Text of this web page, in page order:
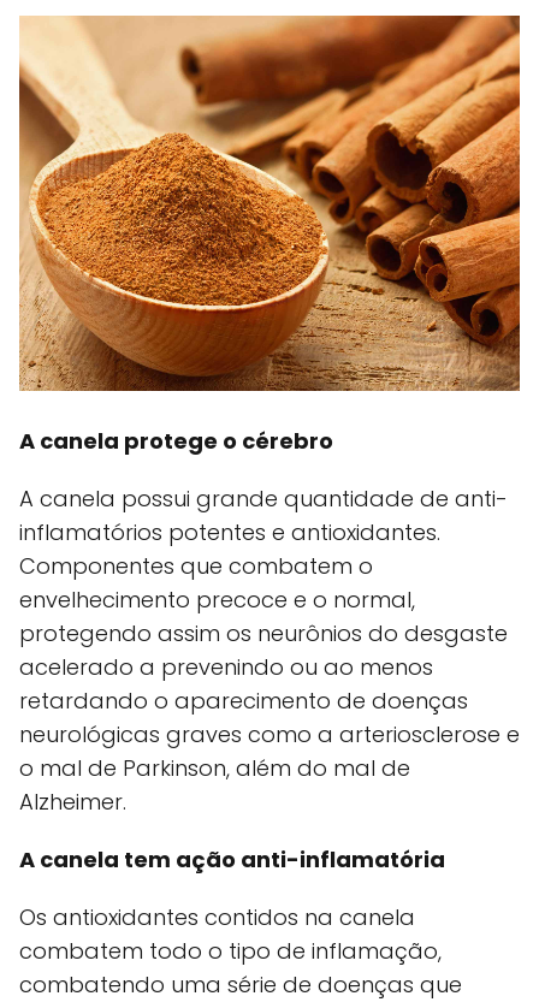
A canela protege o cérebro
A canela possui grande quantidade de anti-
inflamatórios potentes e antioxidantes.
Componentes que combatem o
envelhecimento precoce e o normal,
protegendo assim os neurônios do desgaste
acelerado a prevenindo ou ao menos
retardando o aparecimento de doenças
neurológicas graves como a arteriosclerose e
o mal de Parkinson, além do mal de
Alzheimer.
A canela tem ação anti-inflamatória
Os antioxidantes contidos na canela
combatem todo o tipo de inflamação,
combatendo uma série de doenças que